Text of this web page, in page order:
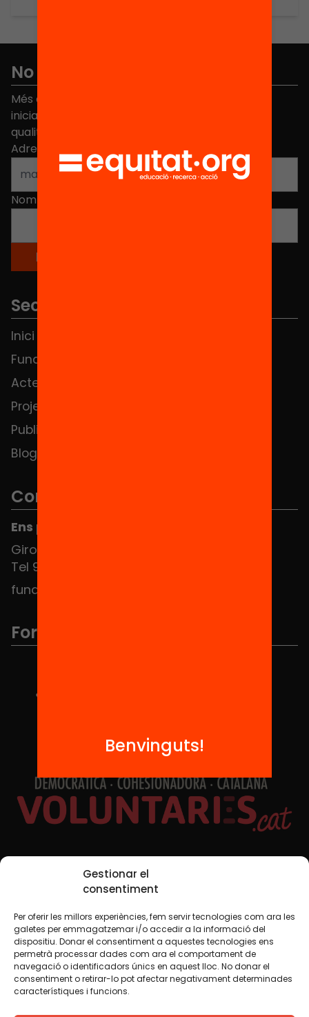
Gestionar el
consentiment
Per oferir les millors experiències, fem servir tecnologies com ara les
galetes per emmagatzemar i/o accedir a la informació del
dispositiu. Donar el consentiment a aquestes tecnologies ens
permetrà processar dades com ara el comportament de
navegació o identificadors únics en aquest lloc. No donar el
consentiment o retirar-lo pot afectar negativament determinades
característiques i funcions.
No et perdis res
Més de 40.000 persones ja han triat Equitat. Rep
iniciatives, propostes i projectes per millorar la
qualitat de l'educació a Catalunya.
Adreça electrònica
Nom
Seccions
Inici
Fundació
Actes
Projectes
Publicacions i vídeos
Blog
Contacte
Ens pots trobar al Hub Social
Girona 34, interior 08010 Barcelona
Tel 934 588 700
fundacio@equitat.org
Formem part de...
Xarxes Socials
TWT YTB IG FB IN
Avís legalPolítica de cookies
Benvinguts!